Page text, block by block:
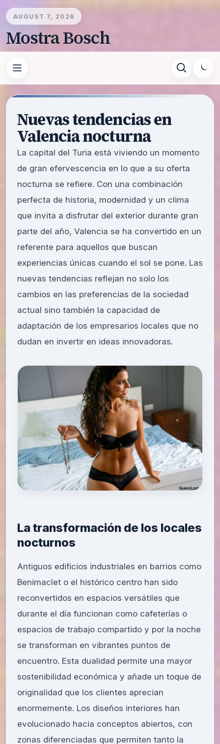
AUGUST 7, 2026
Mostra Bosch
Nuevas tendencias en
Valencia nocturna
La capital del Turia está viviendo un momento
de gran efervescencia en lo que a su oferta
nocturna se refiere. Con una combinación
perfecta de historia, modernidad y un clima
que invita a disfrutar del exterior durante gran
parte del año, Valencia se ha convertido en un
referente para aquellos que buscan
experiencias únicas cuando el sol se pone. Las
nuevas tendencias reflejan no solo los
cambios en las preferencias de la sociedad
actual sino también la capacidad de
adaptación de los empresarios locales que no
dudan en invertir en ideas innovadoras.
La transformación de los locales
nocturnos
Antiguos edificios industriales en barrios como
Benimaclet o el histórico centro han sido
reconvertidos en espacios versátiles que
durante el día funcionan como cafeterías o
espacios de trabajo compartido y por la noche
se transforman en vibrantes puntos de
encuentro. Esta dualidad permite una mayor
sostenibilidad económica y añade un toque de
originalidad que los clientes aprecian
enormemente. Los diseños interiores han
evolucionado hacia conceptos abiertos, con
zonas diferenciadas que permiten tanto la